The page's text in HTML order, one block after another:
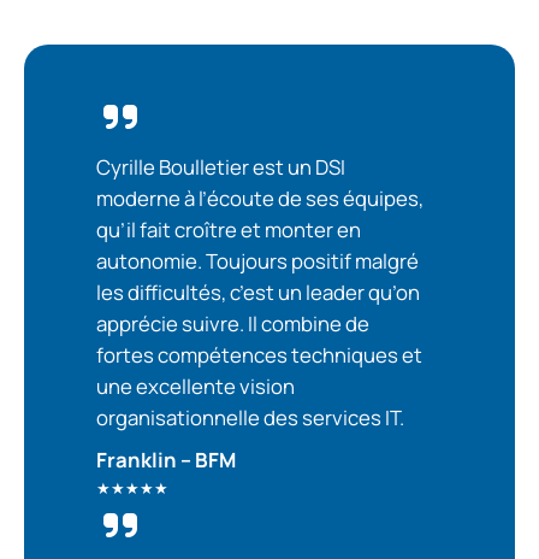
Cyrille Boulletier est un DSI
moderne à l’écoute de ses équipes,
qu’il fait croître et monter en
autonomie. Toujours positif malgré
les difficultés, c’est un leader qu’on
apprécie suivre. Il combine de
fortes compétences techniques et
une excellente vision
organisationnelle des services IT.
Franklin – BFM
★★★★★